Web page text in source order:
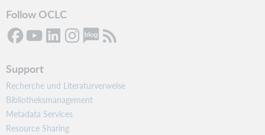
Follow OCLC
Support
Recherche und Literaturverweise
Bibliotheksmanagement
Metadata Services
Resource Sharing